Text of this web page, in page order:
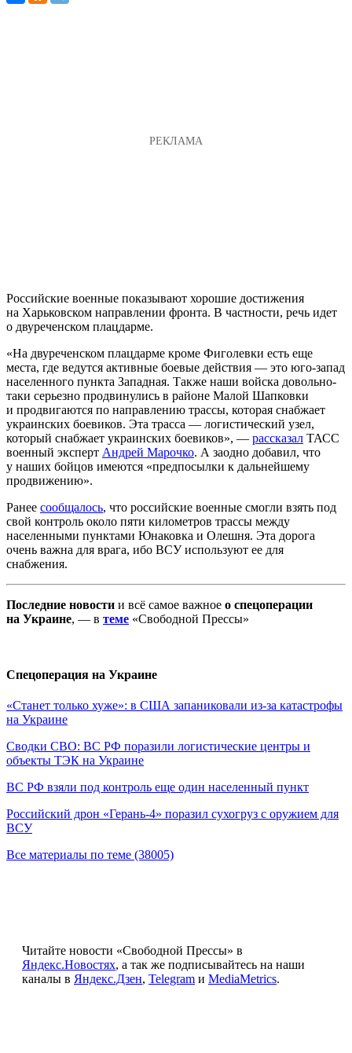
Российские военные показывают хорошие достижения
на Харьковском направлении фронта. В частности, речь идет
о двуреченском плацдарме.
«На двуреченском плацдарме кроме Фиголевки есть еще
места, где ведутся активные боевые действия — это юго-запад
населенного пункта Западная. Также наши войска довольно-
таки серьезно продвинулись в районе Малой Шапковки
и продвигаются по направлению трассы, которая снабжает
украинских боевиков. Эта трасса — логистический узел,
который снабжает украинских боевиков», — рассказал ТАСС
военный эксперт Андрей Марочко. А заодно добавил, что
у наших бойцов имеются «предпосылки к дальнейшему
продвижению».
Ранее сообщалось, что российские военные смогли взять под
свой контроль около пяти километров трассы между
населенными пунктами Юнаковка и Олешня. Эта дорога
очень важна для врага, ибо ВСУ используют ее для
снабжения.
Последние новости и всё самое важное о спецоперации
на Украине, — в теме «Свободной Прессы»
Спецоперация на Украине
«Станет только хуже»: в США запаниковали из-за катастрофы
на Украине
Сводки СВО: ВС РФ поразили логистические центры и
объекты ТЭК на Украине
ВС РФ взяли под контроль еще один населенный пункт
Российский дрон «Герань-4» поразил сухогруз с оружием для
ВСУ
Все материалы по теме (38005)
Читайте новости «Свободной Прессы» в
Яндекс.Новостях, а так же подписывайтесь на наши
каналы в Яндекс.Дзен, Telegram и MediaMetrics.